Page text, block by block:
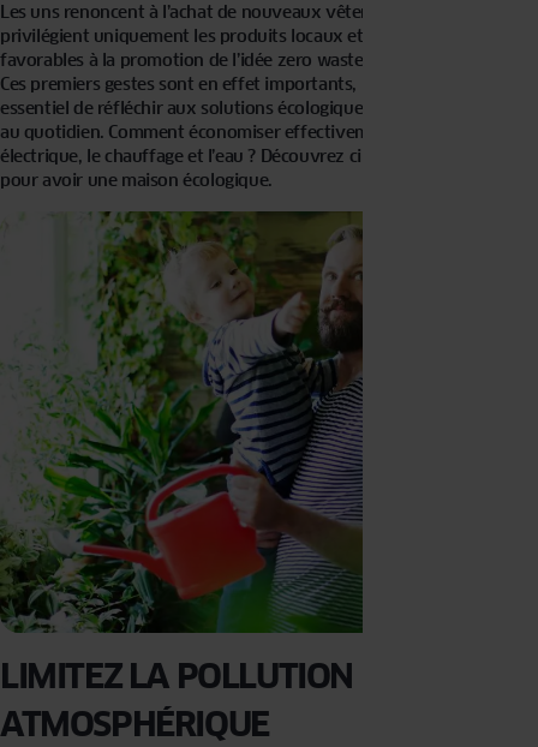
Les uns renoncent à l’achat de nouveaux vêtements, les autres
privilégient uniquement les produits locaux et d’autres encore sont
favorables à la promotion de l’idée zero waste – aucun gaspillage.
Ces premiers gestes sont en effet importants, mais il est également
essentiel de réfléchir aux solutions écologiques dans nos maisons
au quotidien. Comment économiser effectivement l’énergie
électrique, le chauffage et l’eau ? Découvrez cinq moyens efficaces
pour avoir une maison écologique.
LIMITEZ LA POLLUTION
ATMOSPHÉRIQUE